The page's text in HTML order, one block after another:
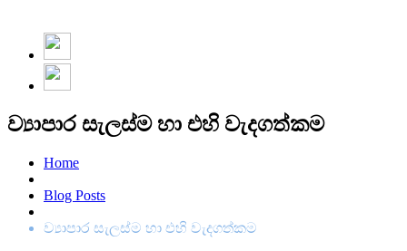
ව්‍යාපාර සැලස්ම හා එහි වැදගත්කම
Home
Blog Posts
ව්‍යාපාර සැලස්ම හා එහි වැදගත්කම